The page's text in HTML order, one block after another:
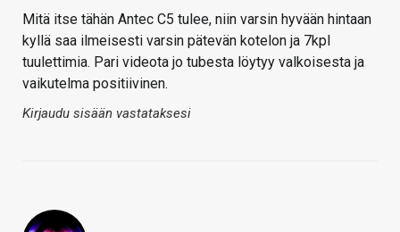
Mitä itse tähän Antec C5 tulee, niin varsin hyvään hintaan
kyllä saa ilmeisesti varsin pätevän kotelon ja 7kpl
tuulettimia. Pari videota jo tubesta löytyy valkoisesta ja
vaikutelma positiivinen.
Kirjaudu sisään vastataksesi